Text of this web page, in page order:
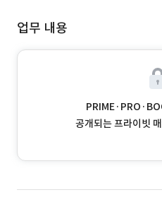
업무 내용
공개되는 프라이빗